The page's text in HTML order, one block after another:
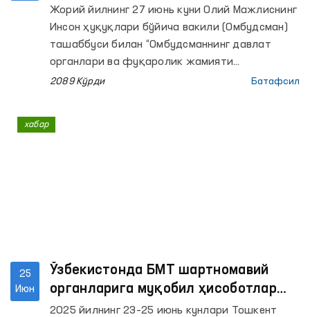
билан ҳамкорлиги
Жорий йилнинг 27 июнь куни Олий Мажлиснинг
Инсон ҳуқуқлари бўйича вакили (Омбудсман)
ташаббуси билан “Омбудсманнинг давлат
органлари ва фуқаролик жамияти
институтлари билан ҳамкорлиги” мавзусида
2089 Кўрди Батафсил
25
Июн
Ўзбекистонда БМТ шартномавий
органларига муқобил ҳисоботлар
тайёрлаш бўйича халқаро семинар-
2025 йилнинг 23–25 июнь кунлари Тошкент
хабар